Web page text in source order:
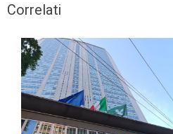
Correlati